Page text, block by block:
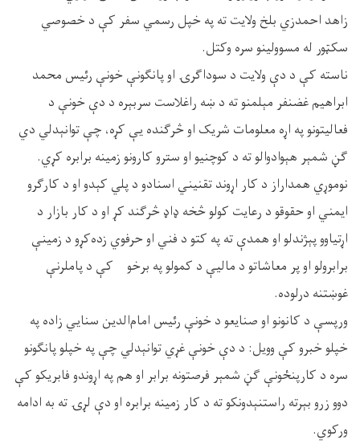
زاهد احمدزي بلخ ولایت ته په خپل رسمي سفر کې د خصوصي
سکټور له مسوولینو سره وکتل.
ناسته کې د دې ولایت د سوداګرۍ او پانګونې خونې رئیس محمد
ابراهیم غضنفر مېلمنو ته د ښه راغلاست سربېره د دې خونې د
فعالیتونو په اړه معلومات شریک او څرګنده یې کړه، چې توانېدلي دي
ګڼ شمېر هېوادوالو ته د کوچنيو او سترو کارونو زمینه برابره کړي.
نوموړي همداراز د کار اړوند تقنیني اسنادو د پلي کېدو او د کارګرو
ایمني او حقوقو د رعایت کولو څخه ډاډ څرګند کړ او د کار بازار د
اړتیاوو پېژندلو او همدې ته په کتو د فني او حرفوي زده‌کړو د زمینې
برابرولو او پر معاشاتو د مالیې د کمولو په برخو کې د پاملرنې
غوښتنه درلوده.
ورپسې د کانونو او صنایعو د خونې رئیس امام‌الدین سنایي زاده په
خپلو خبرو کې وویل: د دې خونې غړي توانېدلي چې په خپلو پانګونو
سره د کارپنځونې ګڼ شمېر فرصتونه برابر او هم په اړوندو فابریکو کې
دوو زرو بېرته راستنېدونکو ته د کار زمینه برابره او دې لړۍ ته به ادامه
ورکوي.